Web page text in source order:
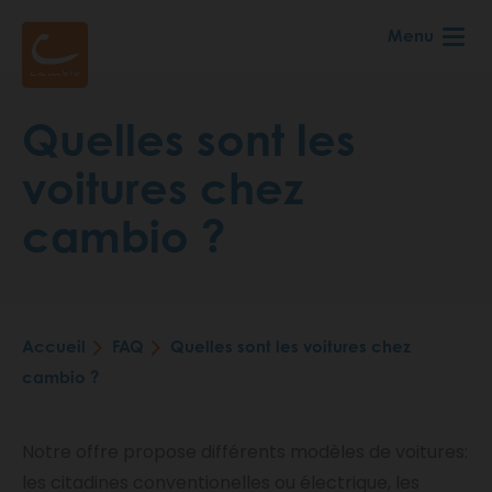
Menu
Quelles sont les
voitures chez
cambio ?
Fil
Accueil FAQ
Quelles sont les voitures chez
cambio ?